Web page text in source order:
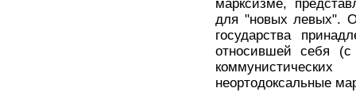
марксизме,
для "новых левых".
государства
относившей себя
неортодоксальные